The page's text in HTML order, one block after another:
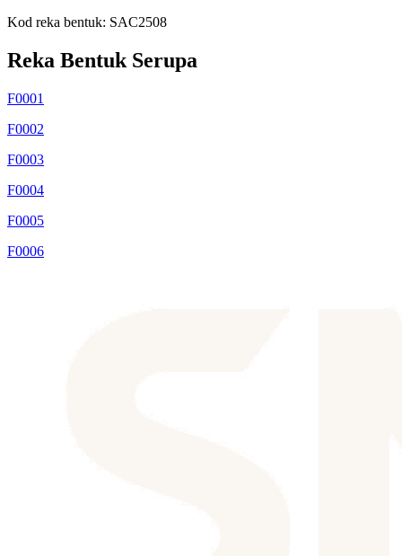
Kod reka bentuk: SAC2508
Reka Bentuk Serupa
F0001
F0002
F0003
F0004
F0005
F0006